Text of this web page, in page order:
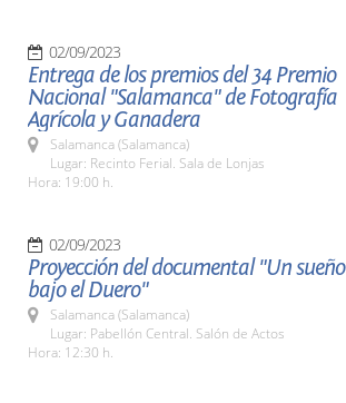
02/09/2023
Entrega de los premios del 34 Premio
Nacional "Salamanca" de Fotografía
Agrícola y Ganadera
Salamanca (Salamanca)
Lugar: Recinto Ferial. Sala de Lonjas
Hora: 19:00 h.
02/09/2023
Proyección del documental "Un sueño
bajo el Duero"
Salamanca (Salamanca)
Lugar: Pabellón Central. Salón de Actos
Hora: 12:30 h.